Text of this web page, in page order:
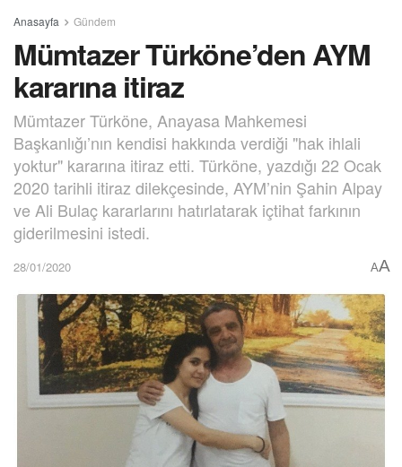
Anasayfa Gündem
Mümtazer Türköne’den AYM
kararına itiraz
Mümtazer Türköne, Anayasa Mahkemesi
Başkanlığı’nın kendisi hakkında verdiği "hak ihlali
yoktur" kararına itiraz etti. Türköne, yazdığı 22 Ocak
2020 tarihli itiraz dilekçesinde, AYM’nin Şahin Alpay
ve Ali Bulaç kararlarını hatırlatarak içtihat farkının
giderilmesini istedi.
28/01/2020 AA